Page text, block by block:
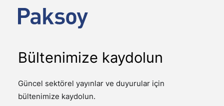
Bültenimize kaydolun
Güncel sektörel yayınlar ve duyurular için
bültenimize kaydolun.